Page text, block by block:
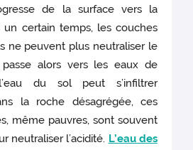
de la surface vers la
un certain temps, les couches
ne peuvent plus neutraliser le
alors vers les eaux de
du sol peut s’infiltrer
la roche désagrégée, ces
même pauvres, sont souvent
neutraliser l’acidité. L’eau des